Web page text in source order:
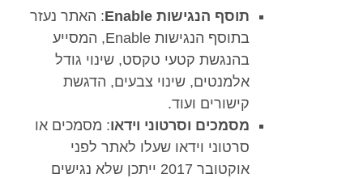
תוסף הנגישות Enable
: האתר נעזר
בתוסף הנגישות Enable, המסייע
בהנגשת קטעי טקסט, שינוי גודל
אלמנטים, שינוי צבעים, הדגשת
קישורים ועוד.
מסמכים וסרטוני וידאו: מסמכים או
סרטוני וידאו שעלו לאתר לפני
אוקטובר 2017 ייתכן שלא נגישים